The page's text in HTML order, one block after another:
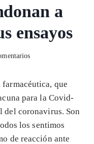
a
ensayos
farmacéutica, que
para la Covid-
del coronavirus. Son
los sentimos
de reacción ante